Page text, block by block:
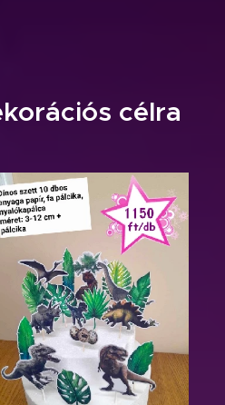
célra